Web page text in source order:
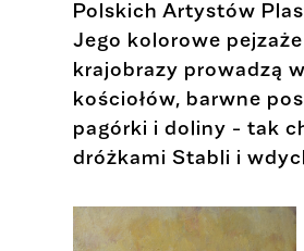
Polskich Artystów
Jego kolorowe
krajobrazy prowadzą
kościołów, barwne
pagórki i doliny - tak
dróżkami Stabli i